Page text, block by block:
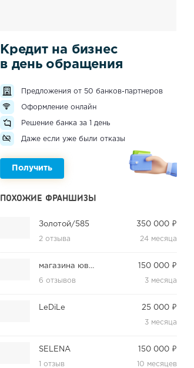
Кредит на бизнес
в день обращения
Предложения от 50 банков-партнеров
Оформление онлайн
Решение банка за 1 день
Даже если уже были отказы
Получить
ПОХОЖИЕ ФРАНШИЗЫ
Золотой/585
2 отзыва
350 000 ₽
24 месяца
магазина ювелирных украшений Fine Silver
6 отзывов
150 000 ₽
3 месяца
LeDiLe 25 000 ₽
3 месяца
SELENA
1 отзыв
150 000 ₽
10 месяцев